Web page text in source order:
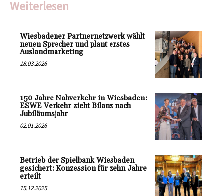
Weiterlesen
Wiesbadener Partnernetzwerk wählt
neuen Sprecher und plant erstes
Auslandmarketing
18.03.2026
150 Jahre Nahverkehr in Wiesbaden:
ESWE Verkehr zieht Bilanz nach
Jubiläumsjahr
02.01.2026
Betrieb der Spielbank Wiesbaden
gesichert: Konzession für zehn Jahre
erteilt
15.12.2025